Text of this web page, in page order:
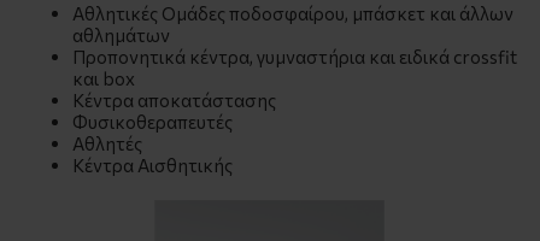
Αθλητικές Ομάδες ποδοσφαίρου, μπάσκετ και άλλων
αθλημάτων
Προπονητικά κέντρα, γυμναστήρια και ειδικά crossfit
και box
Κέντρα αποκατάστασης
Φυσικοθεραπευτές
Αθλητές
Κέντρα Αισθητικής